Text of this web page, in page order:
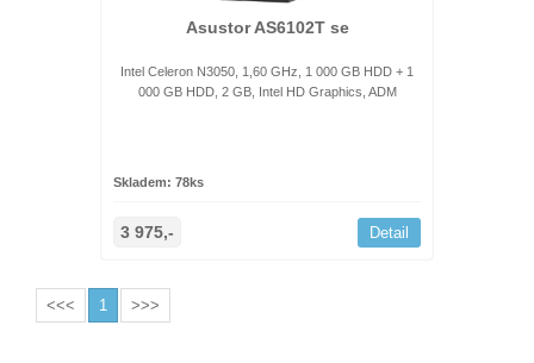
Asustor AS6102T se
Intel Celeron N3050, 1,60 GHz, 1 000 GB HDD + 1
000 GB HDD, 2 GB, Intel HD Graphics, ADM
Skladem: 78ks
3 975,- Detail
<<< 1 >>>